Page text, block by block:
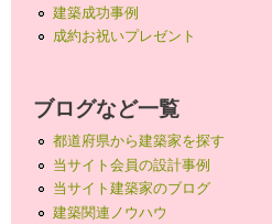
建築成功事例
成約お祝いプレゼント
ブログなど一覧
都道府県から建築家を探す
当サイト会員の設計事例
当サイト建築家のブログ
建築関連ノウハウ